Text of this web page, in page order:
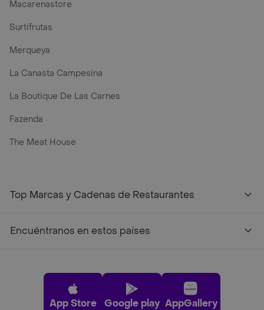
Macarenastore
Surtifrutas
Merqueya
La Canasta Campesina
La Boutique De Las Carnes
Fazenda
The Meat House
Top Marcas y Cadenas de Restaurantes
Encuéntranos en estos países
App Store Google play AppGallery